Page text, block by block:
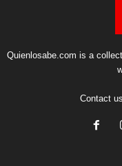
Quienlosabe.com is a
Contact